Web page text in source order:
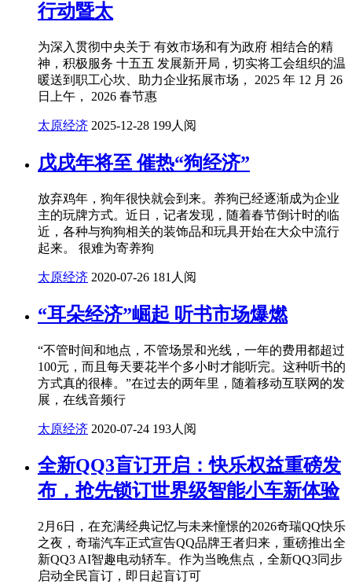
行动暨太
为深入贯彻中央关于 有效市场和有为政府 相结合的精
神，积极服务 十五五 发展新开局，切实将工会组织的温
暖送到职工心坎、助力企业拓展市场， 2025 年 12 月 26
日上午， 2026 春节惠
太原经济 2025-12-28 199人阅
戊戌年将至 催热“狗经济”
放弃鸡年，狗年很快就会到来。养狗已经逐渐成为企业
主的玩牌方式。近日，记者发现，随着春节倒计时的临
近，各种与狗狗相关的装饰品和玩具开始在大众中流行
起来。 很难为寄养狗
太原经济 2020-07-26 181人阅
“耳朵经济”崛起 听书市场爆燃
“不管时间和地点，不管场景和光线，一年的费用都超过
100元，而且每天要花半个多小时才能听完。这种听书的
方式真的很棒。”在过去的两年里，随着移动互联网的发
展，在线音频行
太原经济 2020-07-24 193人阅
全新QQ3盲订开启：快乐权益重磅发
布，抢先锁订世界级智能小车新体验
2月6日，在充满经典记忆与未来憧憬的2026奇瑞QQ快乐
之夜，奇瑞汽车正式宣告QQ品牌王者归来，重磅推出全
新QQ3 AI智趣电动轿车。作为当晚焦点，全新QQ3同步
启动全民盲订，即日起盲订可